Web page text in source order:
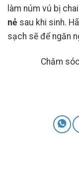
làm núm vú bị
nẻ sau khi sinh.
sạch sẽ để ngăn
Chăm